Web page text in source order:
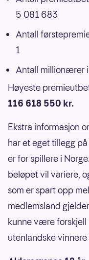
5 081 683
Antall
1
Antall millionærer
Høyeste
116 618 550 kr.
Ekstra informasjon
har et eget tillegg
er for spillere i
beløpet vil variere,
som er spart opp
medlemsland
kunne være forskjell
utenlandske